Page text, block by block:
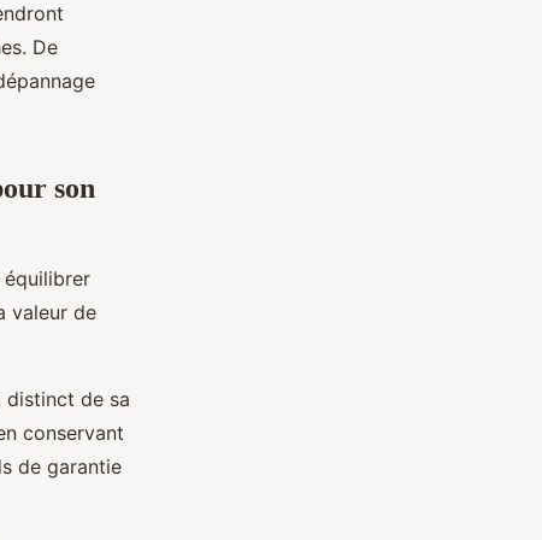
De
son
valeur de
distinct de sa
conservant
de garantie